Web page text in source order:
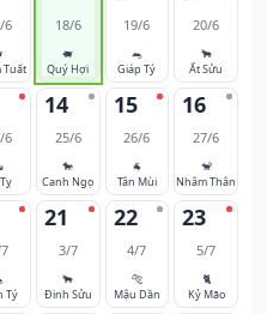
6
Tuất
18/6
🐖
Quý Hợi
19/6
🐀
Giáp Tý
20/6
🐂
Ất Sửu
6
14
25/6
🐎
Canh Ngọ
15
26/6
🐐
Tân Mùi
16
27/6
🐒
Nhâm Thân
Tý
21
3/7
🐂
Đinh Sửu
22
4/7
🐅
Mậu Dần
23
5/7
🐈
Kỷ Mão